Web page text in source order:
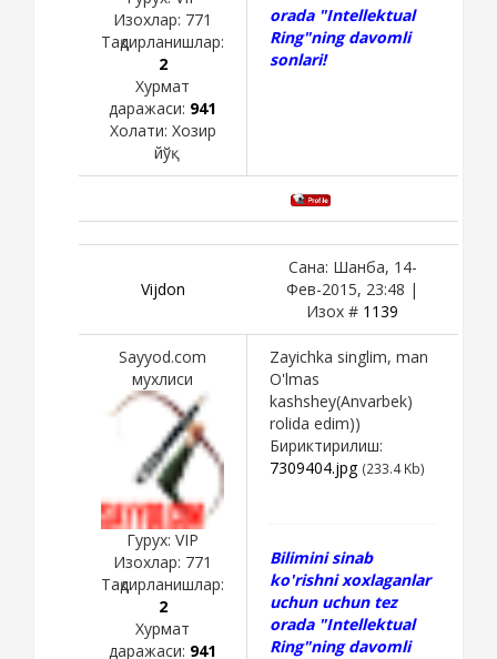
Изохлар: 771
Тақдирланишлар:
2
Хурмат
даражаси: 941
Холати: Хозир
йўқ
orada "Intellektual
Ring"ning davomli
sonlari!
Vijdon
Сана: Шанба, 14-
Фев-2015, 23:48 |
Изох # 1139
Sayyod.com
мухлиси
Гурух: VIP
Изохлар: 771
Тақдирланишлар:
2
Хурмат
даражаси: 941
Zayichka singlim, man
O'lmas
kashshey(Anvarbek)
rolida edim))
Бириктирилиш:
7309404.jpg (233.4 Kb)
Bilimini sinab
ko'rishni xoxlaganlar
uchun uchun tez
orada "Intellektual
Ring"ning davomli